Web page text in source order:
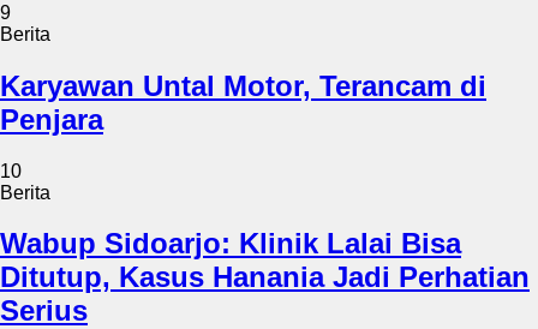
9
Berita
Karyawan Untal Motor, Terancam di
Penjara
10
Berita
Wabup Sidoarjo: Klinik Lalai Bisa
Ditutup, Kasus Hanania Jadi Perhatian
Serius